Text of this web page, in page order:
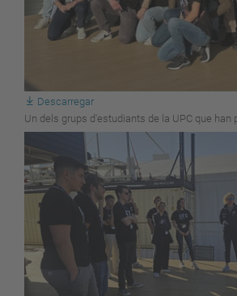
Descarregar
Un dels grups d'estudiants de la UPC que